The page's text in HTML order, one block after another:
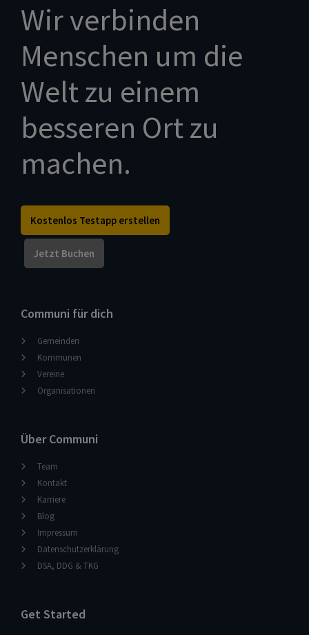
Wir verbinden
Menschen um die
Welt zu einem
besseren Ort zu
machen.
Kostenlos Testapp erstellen
Jetzt Buchen
Communi für dich
Gemeinden
Kommunen
Vereine
Organisationen
Über Communi
Team
Kontakt
Karriere
Blog
Impressum
Datenschutzerklärung
DSA, DDG & TKG
Get Started